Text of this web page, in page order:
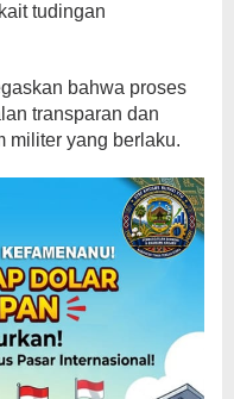
tudingan
bahwa proses
transparan dan
militer yang berlaku.